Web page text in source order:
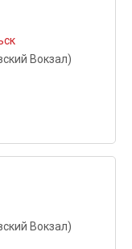
Вокзал)
Вокзал)